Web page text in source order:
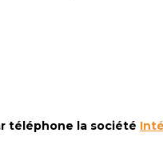
téléphone la société